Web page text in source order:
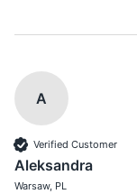
A
Verified Customer
Aleksandra
Warsaw, PL